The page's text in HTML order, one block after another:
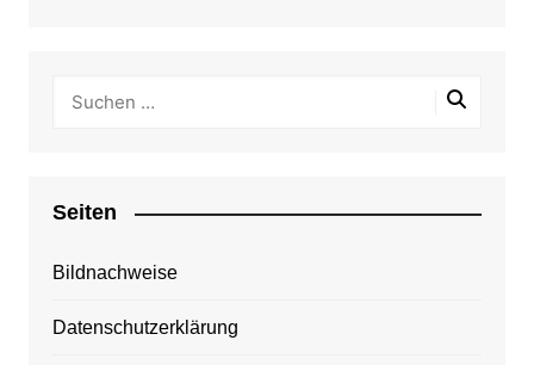
Seiten
Bildnachweise
Datenschutzerklärung